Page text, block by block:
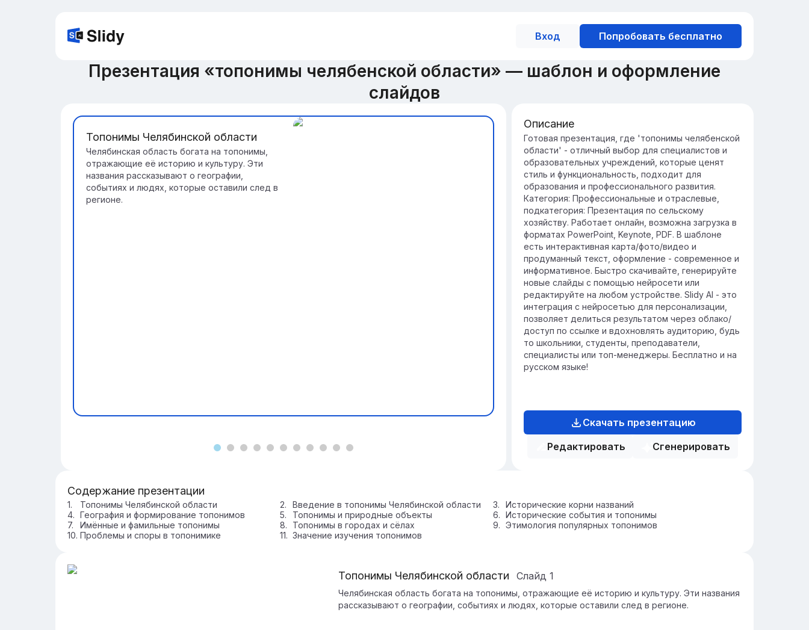
Вход Попробовать бесплатно
Презентация «топонимы челябенской области» — шаблон и оформление
слайдов
Топонимы Челябинской области
Челябинская область богата на топонимы,
отражающие её историю и культуру. Эти
названия рассказывают о географии,
событиях и людях, которые оставили след в
регионе.
Введение в топонимы Челябинской
области
Топонимы Челябинской области отражают
её богатую историю и разнообразие. Их
изучение помогает понять культурные и
географические особенности региона.
В презентации рассмотрим исторические
корни, географические влияния и этимологию
топонимов области.
Описание
Готовая презентация, где 'топонимы челябенской
области' - отличный выбор для специалистов и
образовательных учреждений, которые ценят
стиль и функциональность, подходит для
образования и профессионального развития.
Категория: Профессиональные и отраслевые,
подкатегория: Презентация по сельскому
хозяйству. Работает онлайн, возможна загрузка в
форматах PowerPoint, Keynote, PDF. В шаблоне
есть интерактивная карта/фото/видео и
продуманный текст, оформление - современное и
информативное. Быстро скачивайте, генерируйте
новые слайды с помощью нейросети или
редактируйте на любом устройстве. Slidy AI - это
интеграция с нейросетью для персонализации,
позволяет делиться результатом через облако/
доступ по ссылке и вдохновлять аудиторию, будь
то школьники, студенты, преподаватели,
специалисты или топ-менеджеры. Бесплатно и на
русском языке!
Скачать презентацию
Редактировать
Сгенерировать
Содержание презентации
Топонимы Челябинской области Введение в топонимы Челябинской области
Исторические корни названий
География и формирование топонимов
Топонимы и природные объекты
Исторические события и топонимы
Имённые и фамильные топонимы
Топонимы в городах и сёлах
Этимология популярных топонимов
Проблемы и споры в топонимике
Значение изучения топонимов
Топонимы Челябинской области Слайд 1
Челябинская область богата на топонимы, отражающие её историю и культуру. Эти названия
рассказывают о географии, событиях и людях, которые оставили след в регионе.